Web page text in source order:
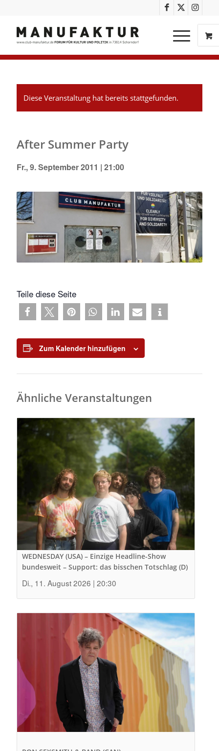
Diese Veranstaltung hat bereits stattgefunden.
After Summer Party
Fr., 9. September 2011 | 21:00
Teile diese Seite
Zum Kalender hinzufügen
Ähnliche Veranstaltungen
WEDNESDAY (USA) – Einzige Headline-Show
bundesweit – Support: das bisschen Totschlag (D)
Di., 11. August 2026 | 20:30